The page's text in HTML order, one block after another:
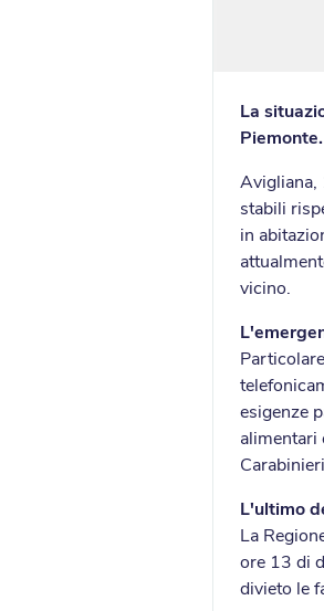
La
Avigliana,
stabili
in
vicino.
esigenze
alimentari
L'ultimo
La
ore 13 di
divieto le